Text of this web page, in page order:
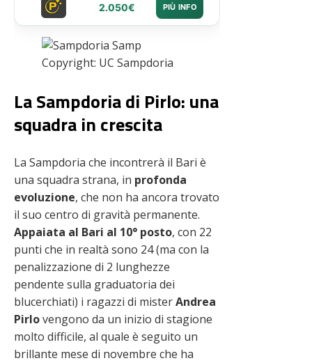
2.050€ PIÙ INFO
Copyright: UC Sampdoria
La Sampdoria di Pirlo: una
squadra in crescita
La Sampdoria che incontrerà il Bari è
una squadra strana, in profonda
evoluzione, che non ha ancora trovato
il suo centro di gravità permanente.
Appaiata al Bari al 10° posto, con 22
punti che in realtà sono 24 (ma con la
penalizzazione di 2 lunghezze
pendente sulla graduatoria dei
blucerchiati) i ragazzi di misterAndrea
Pirlovengono da un inizio di stagione
molto difficile, al quale è seguito un
brillante mese di novembre che ha